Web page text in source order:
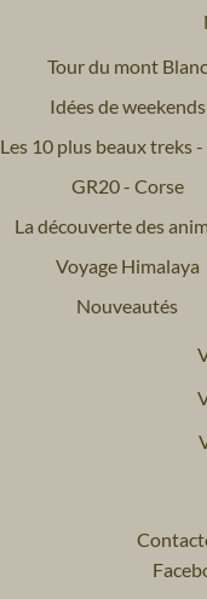
Tour du mont Blanc
Idées de weekends
Les 10 plus beaux treks
GR20 - Corse
La découverte des
Voyage Himalaya
Nouveautés